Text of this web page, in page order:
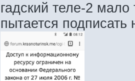
гадский теле-2
пытается подписать